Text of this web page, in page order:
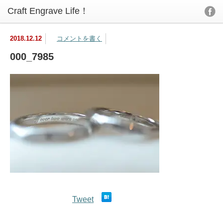
2018.12.12 コメントを書く
000_7985
Tweet